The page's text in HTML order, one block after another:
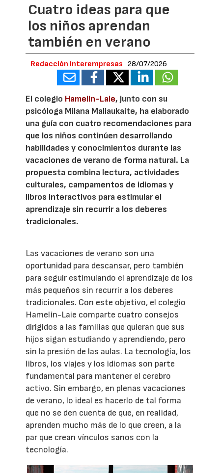
Cuatro ideas para que
los niños aprendan
también en verano
Redacción Interempresas 28/07/2026
El colegio Hamelin-Laie, junto con su
psicóloga Milana Maliaukaite, ha elaborado
una guía con cuatro recomendaciones para
que los niños continúen desarrollando
habilidades y conocimientos durante las
vacaciones de verano de forma natural. La
propuesta combina lectura, actividades
culturales, campamentos de idiomas y
libros interactivos para estimular el
aprendizaje sin recurrir a los deberes
tradicionales.
Las vacaciones de verano son una
oportunidad para descansar, pero también
para seguir estimulando el aprendizaje de los
más pequeños sin recurrir a los deberes
tradicionales. Con este objetivo, el colegio
Hamelin-Laie comparte cuatro consejos
dirigidos a las familias que quieran que sus
hijos sigan estudiando y aprendiendo, pero
sin la presión de las aulas. La tecnología, los
libros, los viajes y los idiomas son parte
fundamental para mantener el cerebro
activo. Sin embargo, en plenas vacaciones
de verano, lo ideal es hacerlo de tal forma
que no se den cuenta de que, en realidad,
aprenden mucho más de lo que creen, a la
par que crean vínculos sanos con la
tecnología.